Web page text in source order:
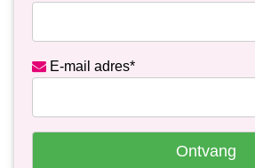
E-mail adres*
Ontvang